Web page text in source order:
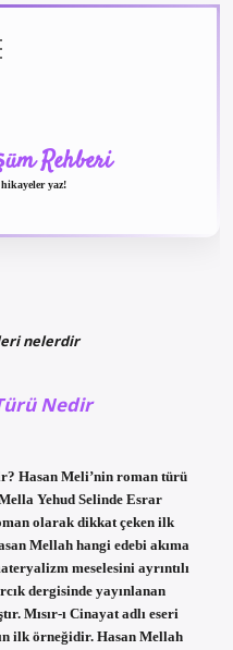
Rehberi
yaz!
nelerdir
Nedir
Hasan Meli’nin roman türü
Yehud Selinde Esrar
olarak dikkat çeken ilk
Mellah hangi edebi akıma
meselesini ayrıntılı
dergisinde yayınlanan
Mısır-ı Cinayat adlı eseri
ilk örneğidir. Hasan Mellah